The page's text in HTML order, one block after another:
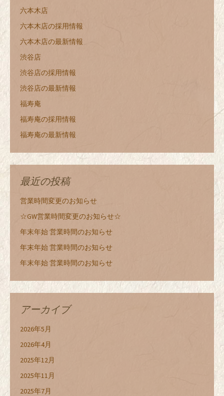
六本木店
六本木店の採用情報
六本木店の最新情報
渋谷店
渋谷店の採用情報
渋谷店の最新情報
福寿庵
福寿庵の採用情報
福寿庵の最新情報
最近の投稿
営業時間変更のお知らせ
☆GW営業時間変更のお知らせ☆
年末年始 営業時間のお知らせ
年末年始 営業時間のお知らせ
年末年始 営業時間のお知らせ
アーカイブ
2026年5月
2026年4月
2025年12月
2025年11月
2025年7月